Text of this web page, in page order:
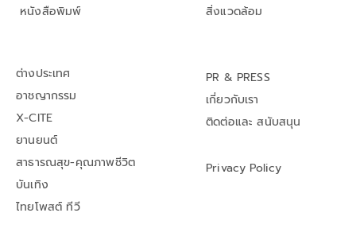
หนังสือพิมพ์
สิ่งแวดล้อม
ต่างประเทศ
อาชญากรรม
X-CITE
ยานยนต์
สาธารณสุข-คุณภาพชีวิต
บันเทิง
ไทยโพสต์ ทีวี
PR & PRESS
เกี่ยวกับเรา
ติดต่อและ สนับสนุน
Privacy Policy